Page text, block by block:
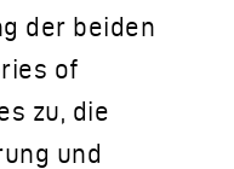
der beiden
of
zu, die
und